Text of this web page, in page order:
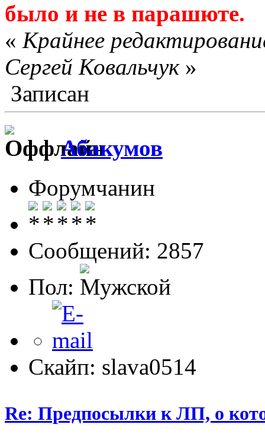
было и не в парашюте.
« Крайнее
Сергей Ковальчук»
Записан
Абакумов
Форумчанин
Сообщений: 2857
Пол:
Скайп: slava0514
Re: Предпосылки к ЛП, о